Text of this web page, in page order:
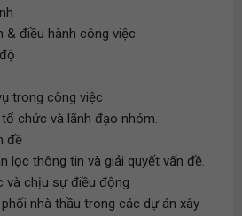
& điều hành công việc
trong công việc
chức và lãnh đạo nhóm.
đề
lọc thông tin và giải quyết vấn đề.
và chịu sự điều động
nhà thầu trong các dự án xây